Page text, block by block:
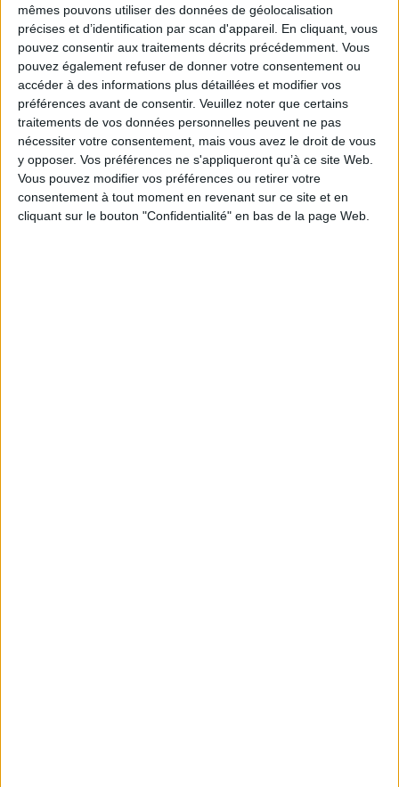
mêmes pouvons utiliser des données de géolocalisation
précises et d’identification par scan d'appareil. En cliquant, vous
pouvez consentir aux traitements décrits précédemment. Vous
pouvez également refuser de donner votre consentement ou
accéder à des informations plus détaillées et modifier vos
préférences avant de consentir. Veuillez noter que certains
traitements de vos données personnelles peuvent ne pas
nécessiter votre consentement, mais vous avez le droit de vous
y opposer. Vos préférences ne s'appliqueront qu’à ce site Web.
Vous pouvez modifier vos préférences ou retirer votre
consentement à tout moment en revenant sur ce site et en
cliquant sur le bouton "Confidentialité" en bas de la page Web.
Numérisation
Le Bénin bascule dans la
dématérialisation tous azimuts
Gooooal !
Le plus beau but de
tous les temps, signé
Pelé, reconstitué grâce
à l'IA et aux archives